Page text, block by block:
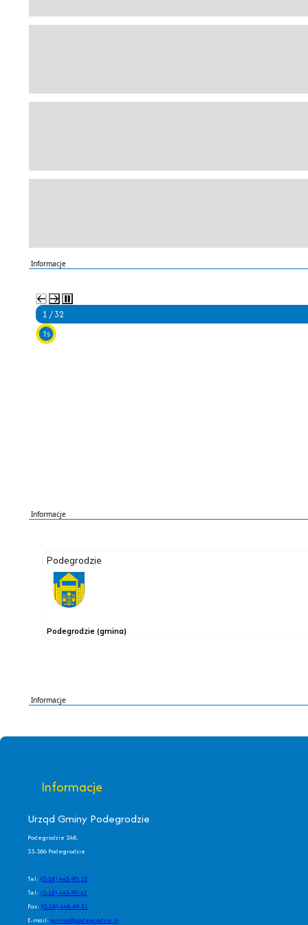
Informacje
2 / 32
5s
Informacje
Informacje
Informacje
Urząd Gminy Podegrodzie
Podegrodzie 248,
33-386 Podegrodzie
Tel: (0-18) 445-90-33
Tel: (0-18) 445-90-41
Fax: (0-18) 448-49-51
E-mail: gmina@podegrodzie.pl